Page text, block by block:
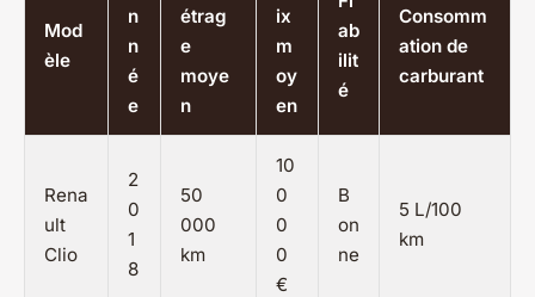
Mod
èle
n
n
é
e
étrag
e
moye
n
ix
m
oy
en
ab
ilit
é
Consomm
ation de
carburant
Rena
ult
Clio
2
0
1
8
50
000
km
10
0
0
0
€
B
on
ne
5 L/100
km